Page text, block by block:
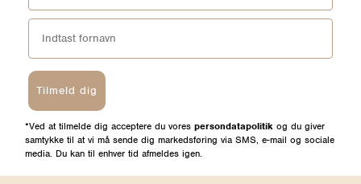
Tilmeld dig
*Ved at tilmelde dig acceptere du vores persondatapolitik og du giver
samtykke til at vi må sende dig markedsføring via SMS, e-mail og sociale
media. Du kan til enhver tid afmeldes igen.